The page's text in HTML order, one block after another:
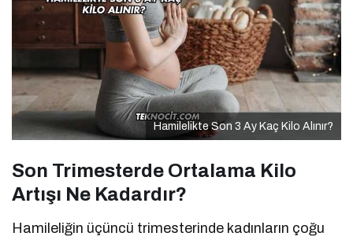
Hamilelikte Son 3 Ay Kaç Kilo Alınır?
Son Trimesterde Ortalama Kilo
Artışı Ne Kadardır?
Hamileliğin üçüncü trimesterinde kadınların çoğu